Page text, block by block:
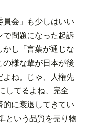
員会」も少しはいい
で問題になった起訴
かし「言葉が通じな
の様な輩が日本が後
よね。じゃ、人権先
してるよね、完全
的に衰退してきてい
という品質を売り物